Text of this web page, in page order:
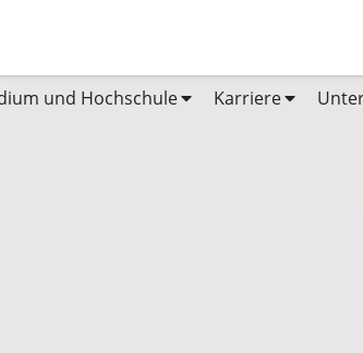
und Hochschule Karriere